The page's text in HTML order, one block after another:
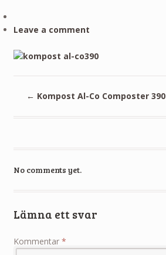
Leave a comment
← Kompost Al-Co Composter 390
No comments yet.
Lämna ett svar
Kommentar *